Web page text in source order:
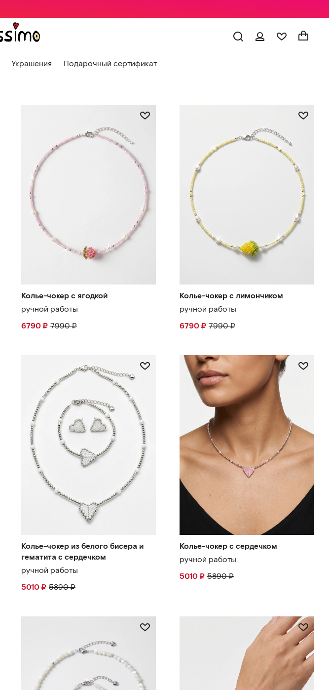
Украшения Подарочный сертификат
Колье-чокер с ягодкой
ручной работы
6790 ₽ 7990₽
Колье-чокер с лимончиком
ручной работы
6790 ₽ 7990₽
Колье-чокер из белого бисера и
гематита с сердечком
ручной работы
5010 ₽ 5890₽
Колье-чокер с сердечком
ручной работы
5010 ₽ 5890₽